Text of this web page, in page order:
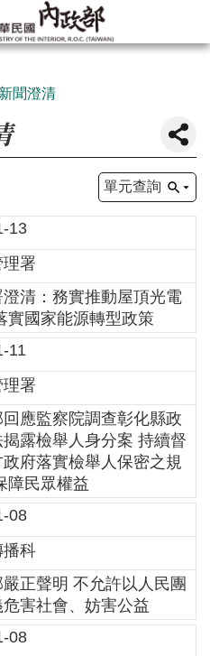
聞澄清
單元查詢
13
理署
澄清：務實推動屋頂光電
實國家能源轉型政策
11
理署
回應監察院調查彰化縣政
揭露檢舉人身分案 持續督
府落實檢舉人保密之規
障民眾權益
08
播科
正聲明 不允許以人民團
害社會、妨害公益
08